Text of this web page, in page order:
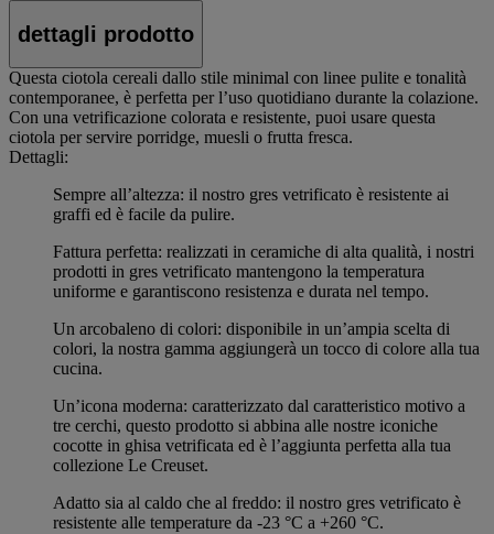
dettagli prodotto
Questa ciotola cereali dallo stile minimal con linee pulite e tonalità
contemporanee, è perfetta per l’uso quotidiano durante la colazione.
Con una vetrificazione colorata e resistente, puoi usare questa
ciotola per servire porridge, muesli o frutta fresca.
Dettagli:
Sempre all’altezza: il nostro gres vetrificato è resistente ai
graffi ed è facile da pulire.
Fattura perfetta: realizzati in ceramiche di alta qualità, i nostri
prodotti in gres vetrificato mantengono la temperatura
uniforme e garantiscono resistenza e durata nel tempo.
Un arcobaleno di colori: disponibile in un’ampia scelta di
colori, la nostra gamma aggiungerà un tocco di colore alla tua
cucina.
Un’icona moderna: caratterizzato dal caratteristico motivo a
tre cerchi, questo prodotto si abbina alle nostre iconiche
cocotte in ghisa vetrificata ed è l’aggiunta perfetta alla tua
collezione Le Creuset.
Adatto sia al caldo che al freddo: il nostro gres vetrificato è
resistente alle temperature da -23 °C a +260 °C.